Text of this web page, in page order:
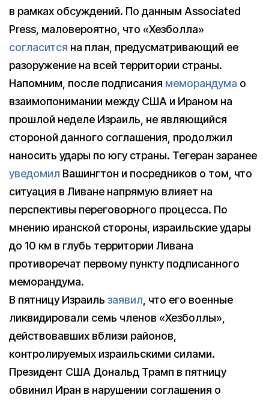
в рамках обсуждений. По данным Associated
Press, маловероятно, что «Хезболла»
согласится на план, предусматривающий ее
разоружение на всей территории страны.
Напомним, после подписания меморандума о
взаимопонимании между США и Ираном на
прошлой неделе Израиль, не являющийся
стороной данного соглашения, продолжил
наносить удары по югу страны. Тегеран заранее
уведомил Вашингтон и посредников о том, что
ситуация в Ливане напрямую влияет на
перспективы переговорного процесса. По
мнению иранской стороны, израильские удары
до 10 км в глубь территории Ливана
противоречат первому пункту подписанного
меморандума.
В пятницу Израиль заявил, что его военные
ликвидировали семь членов «Хезболлы»,
действовавших вблизи районов,
контролируемых израильскими силами.
Президент США Дональд Трамп в пятницу
обвинил Иран в нарушении соглашения о